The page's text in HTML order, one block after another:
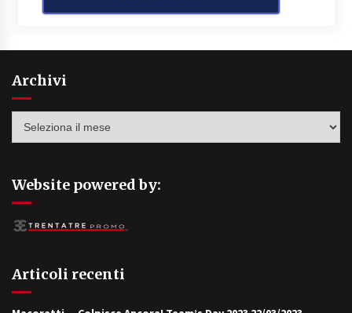
Archivi
Website powered by:
Articoli recenti